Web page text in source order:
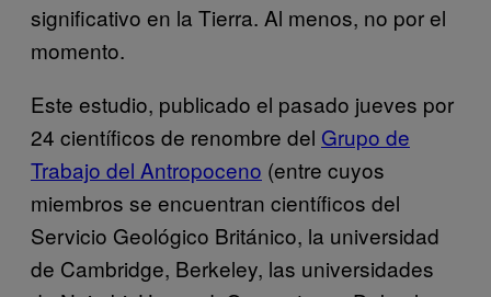
significativo en la Tierra. Al menos, no por el
momento.
Este estudio, publicado el pasado jueves por
24 científicos de renombre del Grupo de
Trabajo del Antropoceno (entre cuyos
miembros se encuentran científicos del
Servicio Geológico Británico, la universidad
de Cambridge, Berkeley, las universidades